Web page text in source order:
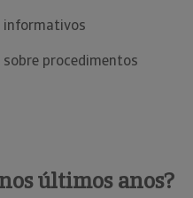
informativos
procedimentos
últimos anos?